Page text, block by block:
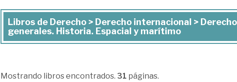
Libros
de
>
Libros de Derecho > Derecho internacional >
generales. Historia. Espacial y marítimo
Mostrando libros encontrados. 31 páginas.